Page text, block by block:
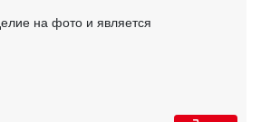
на фото и является